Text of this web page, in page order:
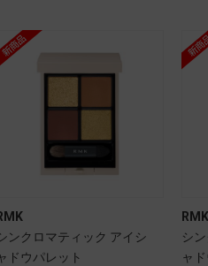
ンクロマティック アイシ
ドウパレット
RMK
シ
ャ